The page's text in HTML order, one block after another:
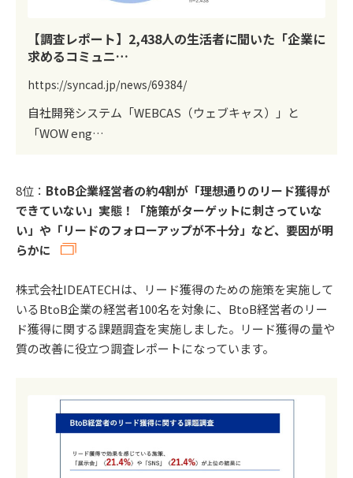
【調査レポート】2,438人の生活者に聞いた「企業に
求めるコミュニ…
https://syncad.jp/news/69384/
自社開発システム「WEBCAS（ウェブキャス）」と
「WOW eng…
8位： BtoB企業経営者の約4割が「理想通りのリード獲得が
できていない」実態！「施策がターゲットに刺さっていな
い」や「リードのフォローアップが不十分」など、要因が明
らかに
株式会社IDEATECHは、リード獲得のための施策を実施して
いるBtoB企業の経営者100名を対象に、BtoB経営者のリー
ド獲得に関する課題調査を実施しました。リード獲得の量や
質の改善に役立つ調査レポートになっています。